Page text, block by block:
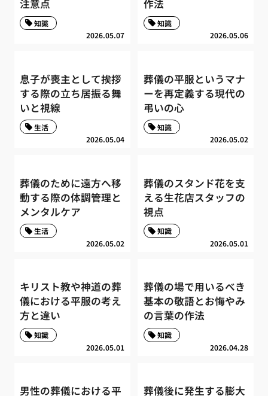
注意点
2026.05.07
知識
作法
2026.05.06
知識
息子が喪主として挨拶
する際の立ち居振る舞
いと視線
2026.05.04
生活
葬儀の平服というマナ
ーを再定義する現代の
弔いの心
2026.05.02
知識
葬儀のために遠方へ移
動する際の体調管理と
メンタルケア
2026.05.02
生活
葬儀のスタンド花を支
える生花店スタッフの
視点
2026.05.01
知識
キリスト教や神道の葬
儀における平服の考え
方と違い
2026.05.01
知識
葬儀の場で用いるべき
基本の敬語とお悔やみ
の言葉の作法
2026.04.28
知識
男性の葬儀における平
葬儀後に発生する膨大